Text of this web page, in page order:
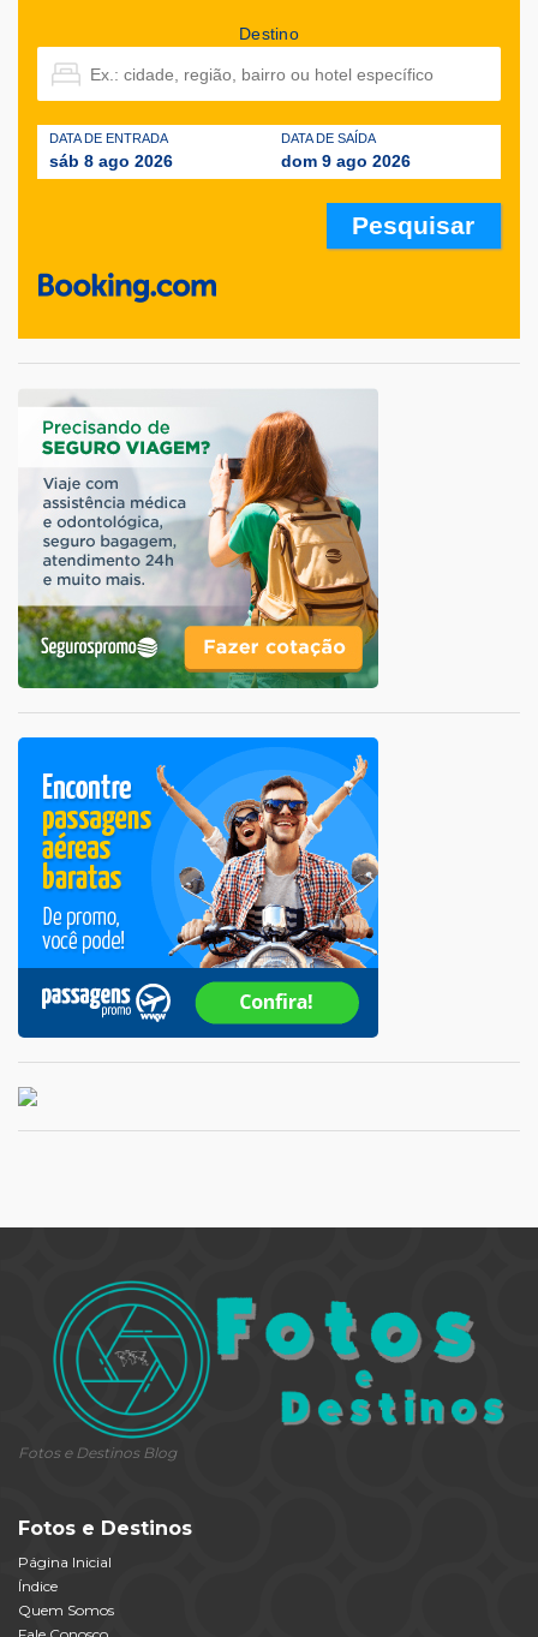
Destino
DATA DE ENTRADA
sáb 8 ago 2026
DATA DE SAÍDA
dom 9 ago 2026
Fotos e Destinos Blog
Fotos e Destinos
Página Inicial
Índice
Quem Somos